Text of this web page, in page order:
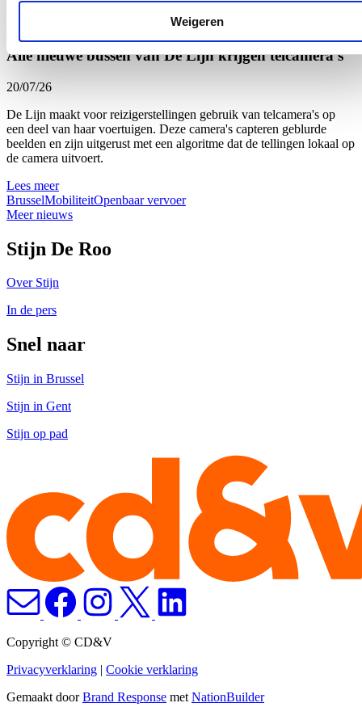
Weigeren
Alle nieuwe bussen van De Lijn krijgen telcamera's
20/07/26
De Lijn maakt voor reizigerstellingen gebruik van telcamera's op
een deel van haar voertuigen. Deze camera's capteren geblurde
beelden en zijn uitgerust met een algoritme dat de tellingen lokaal op
de camera uitvoert.
Lees meer
BrusselMobiliteitOpenbaar vervoer
Meer nieuws
Stijn De Roo
Over Stijn
In de pers
Snel naar
Stijn in Brussel
Stijn in Gent
Stijn op pad
Copyright © CD&V
Privacyverklaring | Cookie verklaring
Gemaakt doorBrand Response met NationBuilder